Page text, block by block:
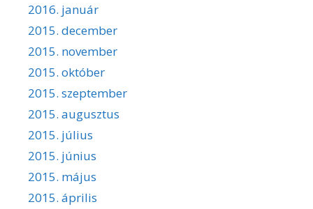
2016. január
2015. december
2015. november
2015. október
2015. szeptember
2015. augusztus
2015. július
2015. június
2015. május
2015. április